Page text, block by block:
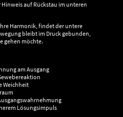
auf Rückstau im unteren
Harmonik, findet der untere
bleibt im Druck gebunden,
gehen möchte.
am Ausgang
Weichheit
Lösungsimpuls